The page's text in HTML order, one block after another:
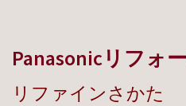
Panasonicリフォ
リファインさかた